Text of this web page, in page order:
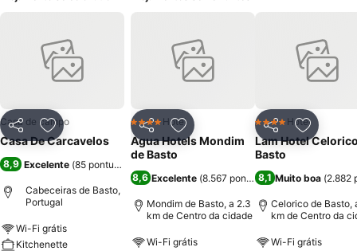
assente na calorosa hospitalidade, tradição, história e ruralidade
dos espaços. A Quinta dipõem de alojamento na casa principal -
Casa de Carcavelos, e numa casa rural independente - Casa da
na Casa da Cavalariça usufriu-se sempre de conforto e da calorosa
hospitalidade.
PartilharAdicionar aos favoritos
Casa de campo
Casa De Carcavelos
8,9 Excelente (85 pontuações
Cabeceiras de Basto,
Portugal
Wi-Fi grátis
Kitchenette
PartilharAdicionar aos favoritos
4 EstrelasHotel
Agua Hotels Mondim
de Basto
8,6 Excelente (8.567 pontuações)
Mondim de Basto, a 2.3
km de Centro da cidade
Wi-Fi grátis
Partilhar
4 EstrelasHotel
Lam Hotel
Basto
8,1 Muito boa (2.882
Celorico de Basto,
km de Centro da
Wi-Fi grátis